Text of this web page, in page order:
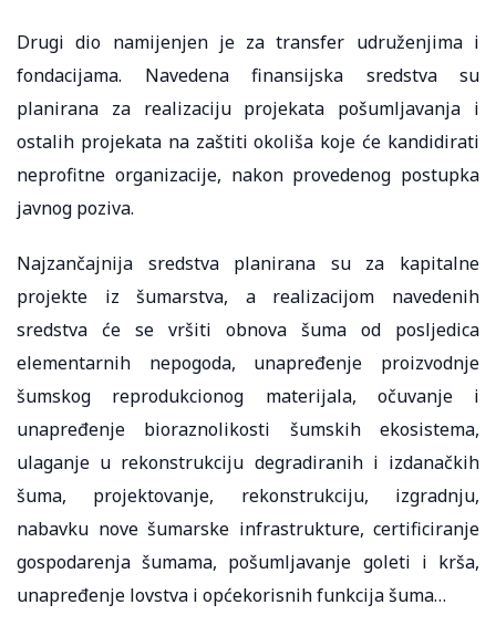
Drugi dio namijenjen je za transfer udruženjima i
fondacijama. Navedena finansijska sredstva su
planirana za realizaciju projekata pošumljavanja i
ostalih projekata na zaštiti okoliša koje će kandidirati
neprofitne organizacije, nakon provedenog postupka
javnog poziva.
Najzančajnija sredstva planirana su za kapitalne
projekte iz šumarstva, a realizacijom navedenih
sredstva će se vršiti obnova šuma od posljedica
elementarnih nepogoda, unapređenje proizvodnje
šumskog reprodukcionog materijala, očuvanje i
unapređenje bioraznolikosti šumskih ekosistema,
ulaganje u rekonstrukciju degradiranih i izdanačkih
šuma, projektovanje, rekonstrukciju, izgradnju,
nabavku nove šumarske infrastrukture, certificiranje
gospodarenja šumama, pošumljavanje goleti i krša,
unapređenje lovstva i općekorisnih funkcija šuma…